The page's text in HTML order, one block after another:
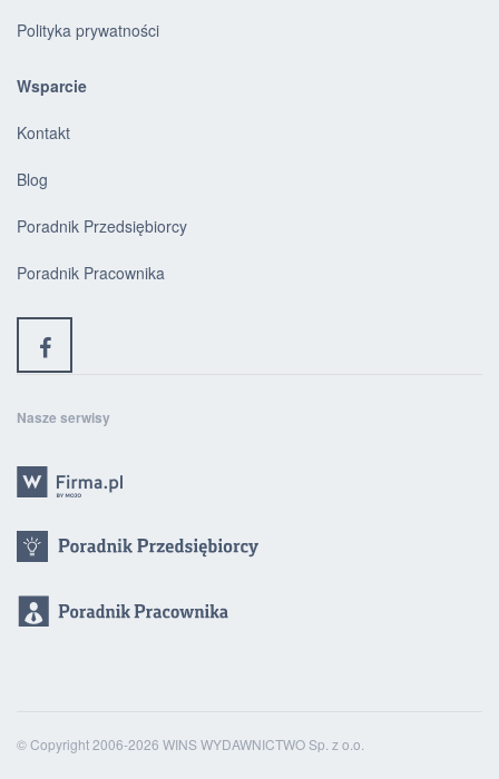
Polityka prywatności
Wsparcie
Kontakt
Blog
Poradnik Przedsiębiorcy
Poradnik Pracownika
Nasze serwisy
© Copyright 2006-2026 WINS WYDAWNICTWO Sp. z o.o.